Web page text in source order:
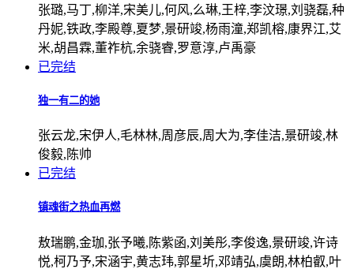
张璐,马丁,柳洋,宋美儿,何风,么琳,王梓,李汶璟,刘骁磊,种
丹妮,铁政,李殿尊,夏梦,景研竣,杨雨潼,郑凯榕,康界江,艾
米,胡昌霖,董祚杭,余骁睿,罗意淳,卢禹豪
已完结
独一有二的她
张云龙,宋伊人,毛林林,周彦辰,周大为,李佳洁,景研竣,林
俊毅,陈帅
已完结
镇魂街之热血再燃
敖瑞鹏,金珈,张予曦,陈紫函,刘美彤,李俊逸,景研竣,许诗
悦,柯乃予,宋涵宇,黄志玮,郭星圻,邓靖弘,虞朗,林柏叡,叶